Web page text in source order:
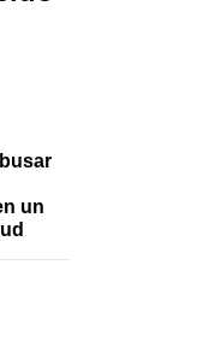
un